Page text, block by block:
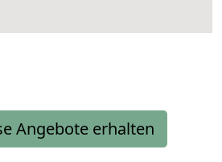
Angebote erhalten